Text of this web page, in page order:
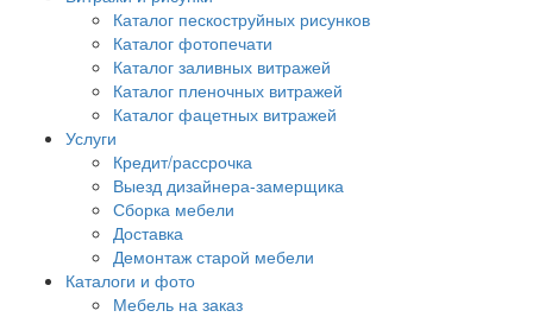
Каталог пескоструйных рисунков
Каталог фотопечати
Каталог заливных витражей
Каталог пленочных витражей
Каталог фацетных витражей
Услуги
Кредит/рассрочка
Выезд дизайнера-замерщика
Сборка мебели
Доставка
Демонтаж старой мебели
Каталоги и фото
Мебель на заказ